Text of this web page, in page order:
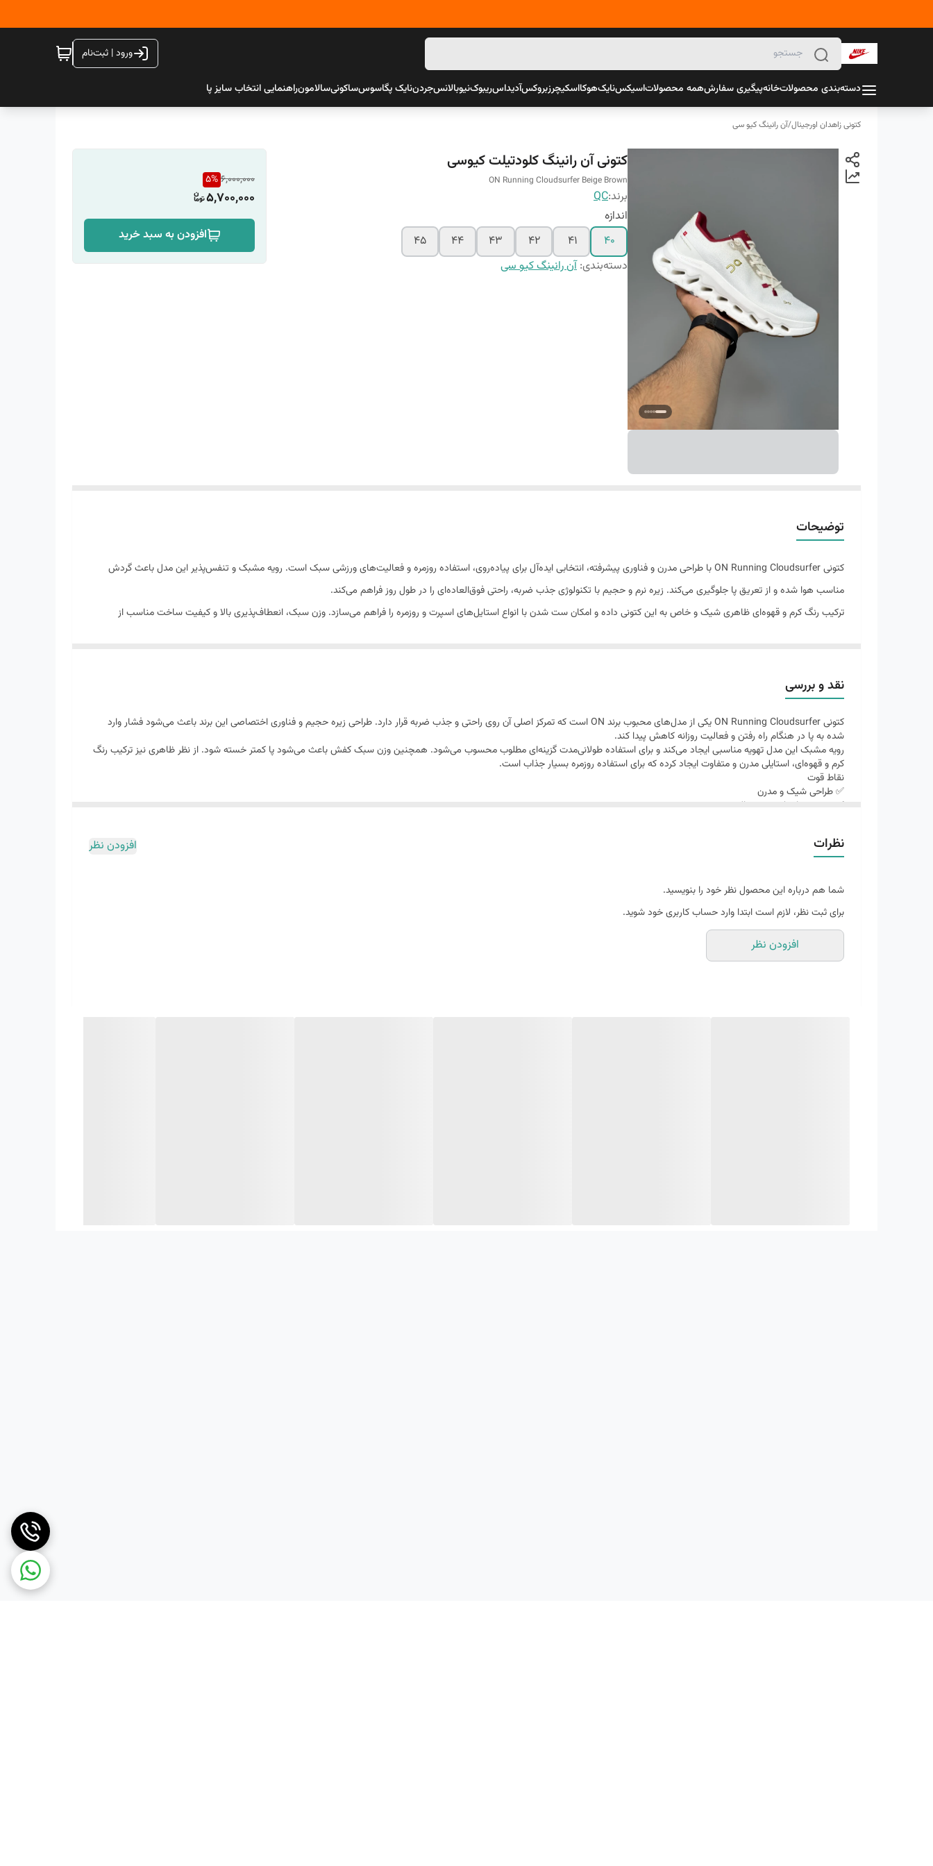
ورود | ثبت‌نام
دسته‌بندی محصولاتخانهپیگیری سفارشهمه محصولاتاسیکسنایکهوکااسکیچرزبروکسآدیداسریبوکنیوبالانسجردننایک پگاسوسساکونیسالامونراهنمایی انتخاب سایز پا
کتونی زاهدان اورجینال/آن رانینگ کیو سی
کتونی آن رانینگ کلودتیلت کیوسی
ON Running Cloudsurfer Beige Brown
برند:QC
اندازه
40
41
42
43
44
45
دسته‌بندی:آن رانینگ کیو سی
6,000,000
5%
5,700,000
افزودن به سبد خرید
توضیحات
کتونی ON Running Cloudsurfer با طراحی مدرن و فناوری پیشرفته، انتخابی ایده‌آل برای پیاده‌روی، استفاده روزمره و فعالیت‌های ورزشی سبک است. رویه مشبک و تنفس‌پذیر این مدل باعث گردش
مناسب هوا شده و از تعریق پا جلوگیری می‌کند. زیره نرم و حجیم با تکنولوژی جذب ضربه، راحتی فوق‌العاده‌ای را در طول روز فراهم می‌کند.
ترکیب رنگ کرم و قهوه‌ای ظاهری شیک و خاص به این کتونی داده و امکان ست شدن با انواع استایل‌های اسپرت و روزمره را فراهم می‌سازد. وزن سبک، انعطاف‌پذیری بالا و کیفیت ساخت مناسب از
برند: ON Running
مدل: Cloudsurfer
رنگ: کرم قهوه‌ای
رویه: پارچه مش تنفس‌پذیر
زیره: نرم و سبک با جذب ضربه بالا
مناسب: پیاده‌روی، روزمره، باشگاه و ورزش سبک
نقد و بررسی
کتونی ON Running Cloudsurfer یکی از مدل‌های محبوب برند ON است که تمرکز اصلی آن روی راحتی و جذب ضربه قرار دارد. طراحی زیره حجیم و فناوری اختصاصی این برند باعث می‌شود فشار وارد
شده به پا در هنگام راه رفتن و فعالیت روزانه کاهش پیدا کند.
رویه مشبک این مدل تهویه مناسبی ایجاد می‌کند و برای استفاده طولانی‌مدت گزینه‌ای مطلوب محسوب می‌شود. همچنین وزن سبک کفش باعث می‌شود پا کمتر خسته شود. از نظر ظاهری نیز ترکیب رنگ
کرم و قهوه‌ای، استایلی مدرن و متفاوت ایجاد کرده که برای استفاده روزمره بسیار جذاب است.
نقاط قوت
✅ طراحی شیک و مدرن
✅ زیره نرم با جذب ضربه بالا
✅ وزن سبک و راحتی بالا
نظرات افزودن نظر
شما هم درباره این محصول نظر خود را بنویسید.
برای ثبت نظر، لازم است ابتدا وارد حساب کاربری خود شوید.
افزودن نظر